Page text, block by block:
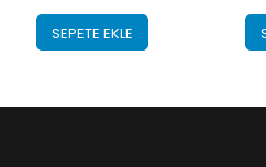
SEPETE EKLE